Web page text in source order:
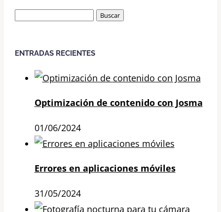
Buscar:
ENTRADAS RECIENTES
Optimización de contenido con Josma
01/06/2024
Errores en aplicaciones móviles
31/05/2024